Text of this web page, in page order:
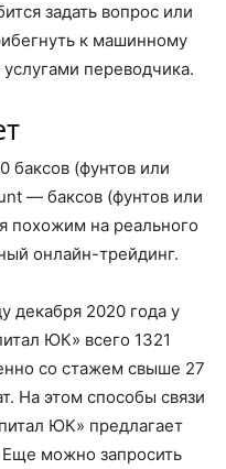
задать вопрос или
к машинному
переводчика.
баксов (фунтов или
— баксов (фунтов или
похожим на реального
онлайн-трейдинг.
декабря 2020 года у
ЮК» всего 1321
со стажем свыше 27
На этом способы связи
ЮК» предлагает
Еще можно запросить